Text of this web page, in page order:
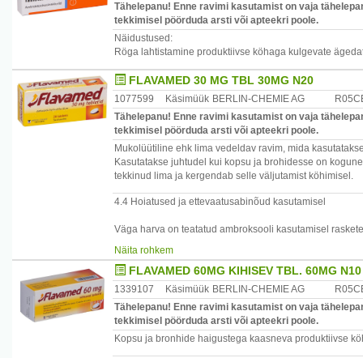
Tähelepanu! Enne ravimi kasutamist on vaja
tekkimisel pöörduda arsti või apteekri poole.
Näidustused:
Röga lahtistamine produktiivse köhaga kulgevate
FLAVAMED 30 MG TBL 30MG N20
1077599 Käsimüük BERLIN-CHEMIE AG
Tähelepanu! Enne ravimi kasutamist on vaja
tekkimisel pöörduda arsti või apteekri poole.
Mukolüütiline ehk lima vedeldav ravim, mida
Kasutatakse juhtudel kui kopsu ja brohidesse on
tekkinud lima ja kergendab selle väljutamist köhimisel.
4.4 Hoiatused ja ettevaatusabinõud kasutamisel
Väga harva on teatatud ambroksooli kasutamisel
pidada arstiga nõu ja lõpetada ambroksooli kasutamine
Flavamed`i kasutamisel peab olema ettevaatlik
bronhomotoorse häirega ja suure sekreedi hulgaga (nt
Neerufunktsiooni kahjustuse või raske maksahaiguse
ettevaatusega (nt pikemad intervallid ravimi võtmisel
Näita rohkem
FLAVAMED 60MG KIHISEV TBL. 60MG N10
1339107 Käsimüük BERLIN-CHEMIE AG
Tähelepanu! Enne ravimi kasutamist on vaja
tekkimisel pöörduda arsti või apteekri poole.
Kopsu ja bronhide haigustega kaasneva produktiivse